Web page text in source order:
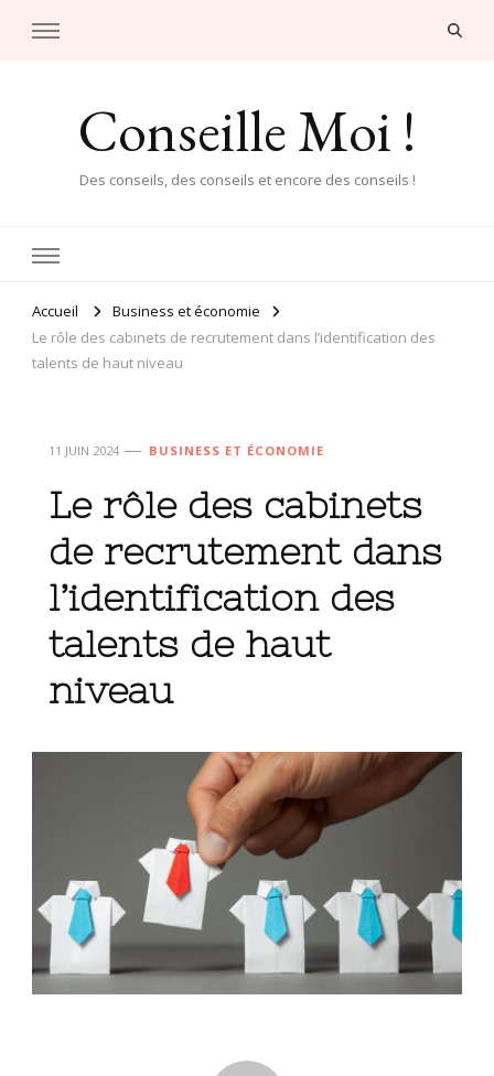
Conseille Moi !
Des conseils, des conseils et encore des conseils !
Accueil
Business et économie
Le rôle des cabinets de recrutement dans l’identification des
talents de haut niveau
11 JUIN 2024 BUSINESS ET ÉCONOMIE
Le rôle des cabinets
de recrutement dans
l’identification des
talents de haut
niveau